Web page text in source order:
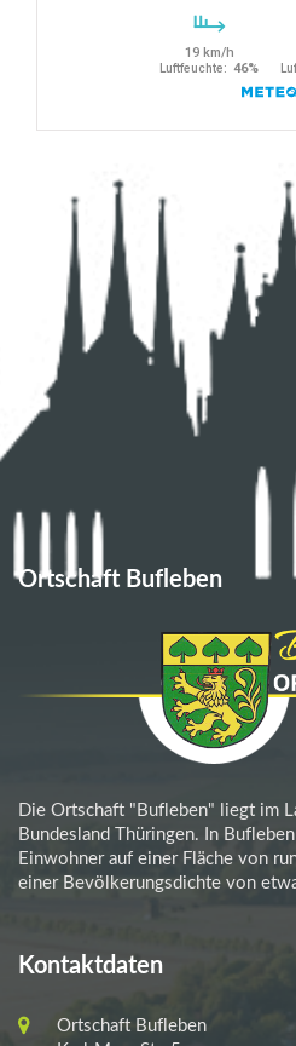
Ortschaft Bufleben
Die Ortschaft "Bufleben" liegt im
Bundesland Thüringen. In
Einwohner auf einer Fläche von
einer Bevölkerungsdichte von
Kontaktdaten
Ortschaft Bufleben